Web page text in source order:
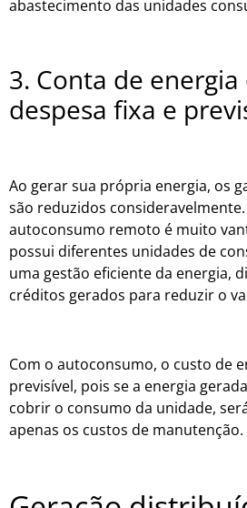
abastecimento das unidades
3. Conta de
despesa fixa e
Ao gerar sua própria energia, os
são reduzidos
autoconsumo remoto é muito
possui diferentes unidades de
uma gestão eficiente da energia,
créditos gerados para reduzir o
Com o autoconsumo, o custo de
previsível, pois se a energia
cobrir o consumo da unidade,
apenas os custos de manutenção.